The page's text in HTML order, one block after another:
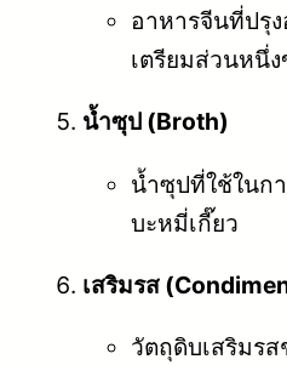
อาหารจีนที่ปรุ
เตรียมส่วนหนึ่
น้ำซุป (Broth)
น้ำซุปที่ใช้ในก
บะหมี่เกี๊ยว
เสริมรส
วัตถุดิบเสริมร